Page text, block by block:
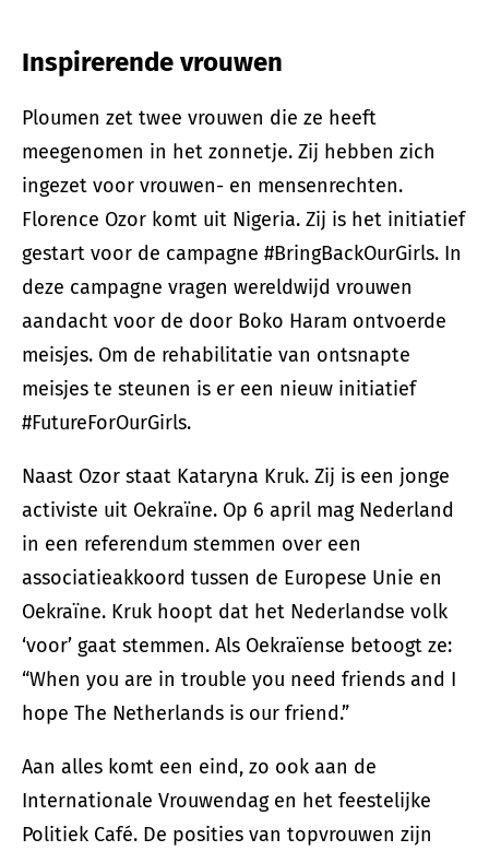
Inspirerende vrouwen
Ploumen zet twee vrouwen die ze heeft
meegenomen in het zonnetje. Zij hebben zich
ingezet voor vrouwen- en mensenrechten.
Florence Ozor komt uit Nigeria. Zij is het initiatief
gestart voor de campagne #BringBackOurGirls. In
deze campagne vragen wereldwijd vrouwen
aandacht voor de door Boko Haram ontvoerde
meisjes. Om de rehabilitatie van ontsnapte
meisjes te steunen is er een nieuw initiatief
#FutureForOurGirls.
Naast Ozor staat Kataryna Kruk. Zij is een jonge
activiste uit Oekraïne. Op 6 april mag Nederland
in een referendum stemmen over een
associatieakkoord tussen de Europese Unie en
Oekraïne. Kruk hoopt dat het Nederlandse volk
‘voor’ gaat stemmen. Als Oekraïense betoogt ze:
“When you are in trouble you need friends and I
hope The Netherlands is our friend.”
Aan alles komt een eind, zo ook aan de
Internationale Vrouwendag en het feestelijke
Politiek Café. De posities van topvrouwen zijn